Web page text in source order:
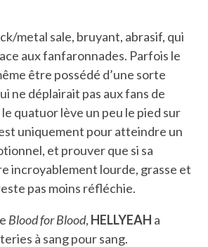
7.6
5.4
6.8
metal sale, bruyant, abrasif, qui
aux fanfaronnades. Parfois le
être possédé d’une sorte
ne déplairait pas aux fans de
quatuor lève un peu le pied sur
uniquement pour atteindre un
et prouver que si sa
incroyablement lourde, grasse et
pas moins réfléchie.
Blood for Blood, HELLYEAH a
à sang pour sang.